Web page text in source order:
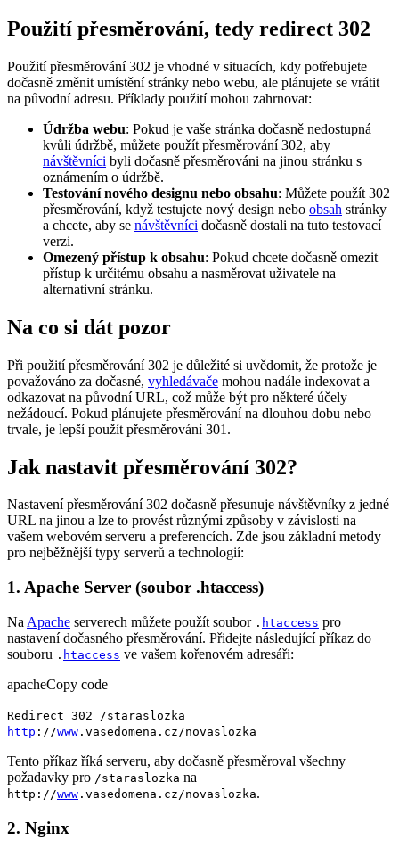
Použití přesměrování, tedy redirect 302
Použití přesměrování 302 je vhodné v situacích, kdy potřebujete
dočasně změnit umístění stránky nebo webu, ale plánujete se vrátit
na původní adresu. Příklady použití mohou zahrnovat:
Údržba webu: Pokud je vaše stránka dočasně nedostupná
kvůli údržbě, můžete použít přesměrování 302, aby
návštěvníci byli dočasně přesměrováni na jinou stránku s
oznámením o údržbě.
Testování nového designu nebo obsahu: Můžete použít 302
přesměrování, když testujete nový design nebo obsah stránky
a chcete, aby se návštěvníci dočasně dostali na tuto testovací
verzi.
Omezený přístup k obsahu: Pokud chcete dočasně omezit
přístup k určitému obsahu a nasměrovat uživatele na
alternativní stránku.
Na co si dát pozor
Při použití přesměrování 302 je důležité si uvědomit, že protože je
považováno za dočasné, vyhledávače mohou nadále indexovat a
odkazovat na původní URL, což může být pro některé účely
nežádoucí. Pokud plánujete přesměrování na dlouhou dobu nebo
trvale, je lepší použít přesměrování 301.
Jak nastavit přesměrování 302?
Nastavení přesměrování 302 dočasně přesunuje návštěvníky z jedné
URL na jinou a lze to provést různými způsoby v závislosti na
vašem webovém serveru a preferencích. Zde jsou základní metody
pro nejběžnější typy serverů a technologií:
1. Apache Server (soubor .htaccess)
Na Apache serverech můžete použít soubor . htaccess pro
nastavení dočasného přesměrování. Přidejte následující příkaz do
souboru . htaccess ve vašem kořenovém adresáři:
apacheCopy code
Redirect 302 /staraslozka
http ://www .vasedomena.cz/novaslozka
Tento příkaz říká serveru, aby dočasně přesměroval všechny
požadavky pro /staraslozka na
http://www .vasedomena.cz/novaslozka.
2. Nginx